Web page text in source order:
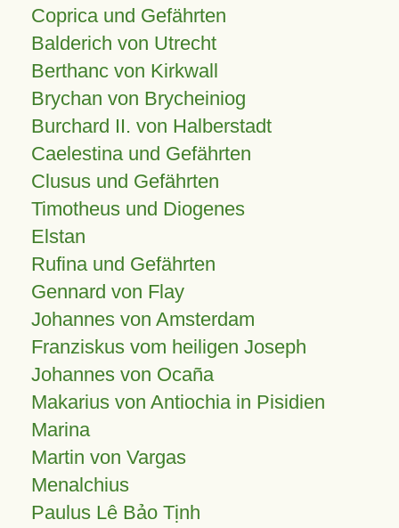
Coprica und Gefährten
Balderich von Utrecht
Berthanc von Kirkwall
Brychan von Brycheiniog
Burchard II. von Halberstadt
Caelestina und Gefährten
Clusus und Gefährten
Timotheus und Diogenes
Elstan
Rufina und Gefährten
Gennard von Flay
Johannes von Amsterdam
Franziskus vom heiligen Joseph
Johannes von Ocaña
Makarius von Antiochia in Pisidien
Marina
Martin von Vargas
Menalchius
Paulus Lê Bảo Tịnh